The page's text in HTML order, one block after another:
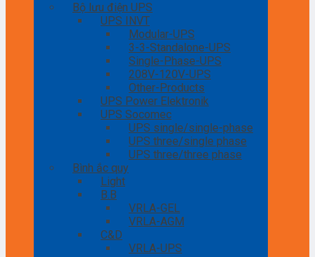
Bộ lưu điện UPS
UPS INVT
Modular-UPS
3-3-Standalone-UPS
Single-Phase-UPS
208V-120V-UPS
Other-Products
UPS Power Elektronik
UPS Socomec
UPS single/single-phase
UPS three/single phase
UPS three/three phase
Bình ắc quy
Light
B.B
VRLA-GEL
VRLA-AGM
C&D
VRLA-UPS